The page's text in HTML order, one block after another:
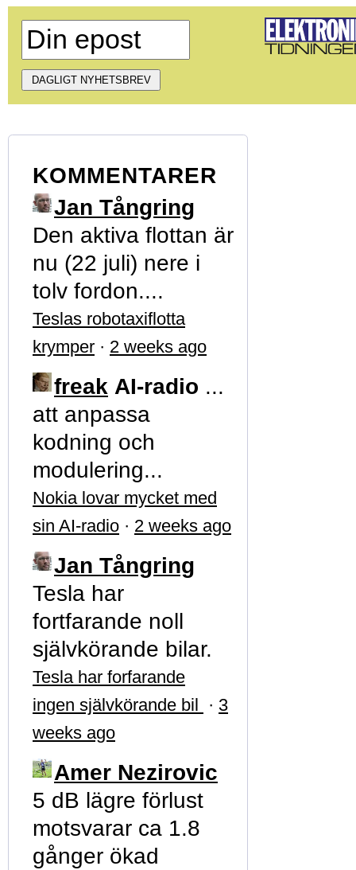
KOMMENTARER
Jan Tångring
Den aktiva flottan är
nu (22 juli) nere i
tolv fordon....
Teslas robotaxiflotta
krymper · 2 weeks ago
freak AI-radio ...
att anpassa
kodning och
modulering...
Nokia lovar mycket med
sin AI-radio · 2 weeks ago
Jan Tångring
Tesla har
fortfarande noll
självkörande bilar.
Tesla har forfarande
ingen självkörande bil · 3
weeks ago
Amer Nezirovic
5 dB lägre förlust
motsvarar ca 1.8
gånger ökad